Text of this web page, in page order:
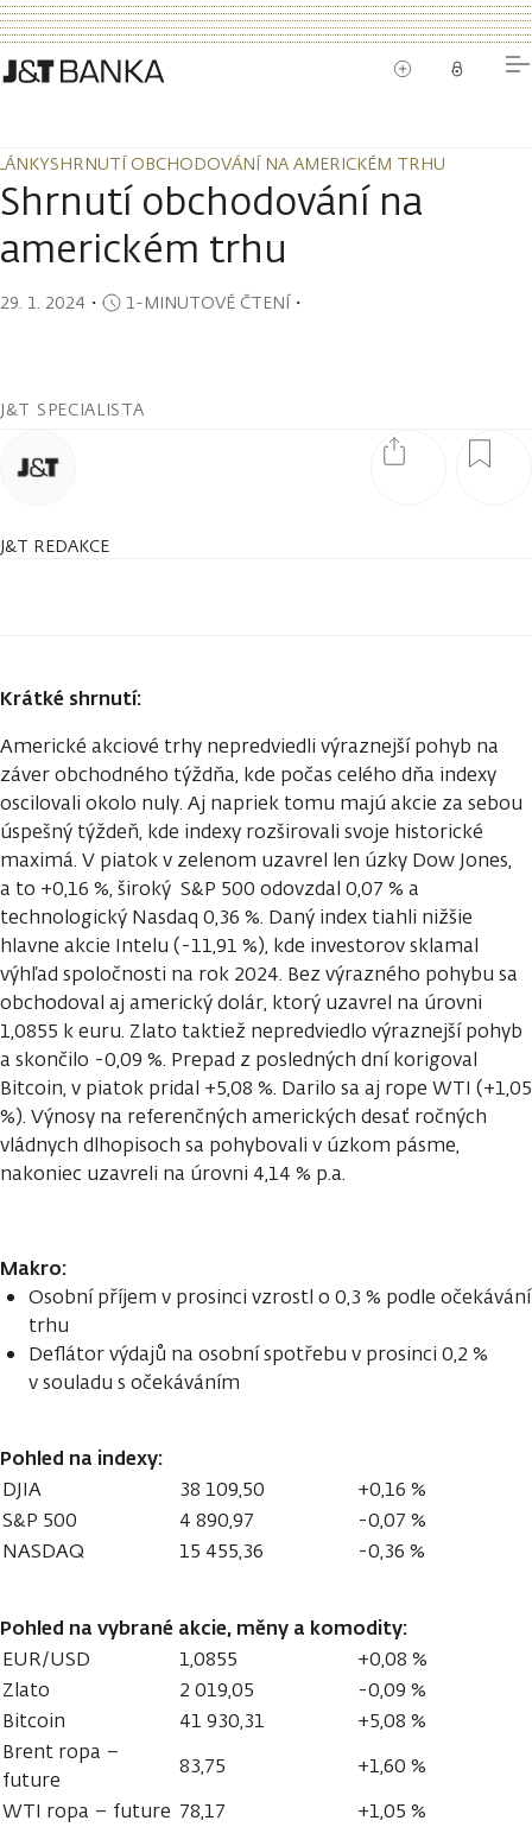
SHRNUTÍ OBCHODOVÁNÍ NA AMERICKÉM TRHU
SHRNUTÍ OBCHODOVÁNÍ NA AMERICKÉM TRHU
Shrnutí obchodování na
americkém trhu
29. 1. 2024 ・ 1-MINUTOVÉ ČTENÍ・
J&T SPECIALISTA
J&T REDAKCE
Krátké shrnutí:
Americké akciové trhy nepredviedli výraznejší pohyb na
záver obchodného týždňa, kde počas celého dňa indexy
oscilovali okolo nuly. Aj napriek tomu majú akcie za sebou
úspešný týždeň, kde indexy rozširovali svoje historické
maximá. V piatok v zelenom uzavrel len úzky Dow Jones,
a to +0,16 %, široký S&P 500 odovzdal 0,07 % a
technologický Nasdaq 0,36 %. Daný index tiahli nižšie
hlavne akcie Intelu (-11,91 %), kde investorov sklamal
výhľad spoločnosti na rok 2024. Bez výrazného pohybu sa
obchodoval aj americký dolár, ktorý uzavrel na úrovni
1,0855 k euru. Zlato taktiež nepredviedlo výraznejší pohyb
a skončilo -0,09 %. Prepad z posledných dní korigoval
Bitcoin, v piatok pridal +5,08 %. Darilo sa aj rope WTI (+1,05
%). Výnosy na referenčných amerických desať ročných
vládnych dlhopisoch sa pohybovali v úzkom pásme,
nakoniec uzavreli na úrovni 4,14 % p.a.
Makro:
Osobní příjem v prosinci vzrostl o 0,3 % podle očekávání
trhu
Deflátor výdajů na osobní spotřebu v prosinci 0,2 %
v souladu s očekáváním
Pohled na indexy:
DJIA 38 109,50
+0,16 %
S&P 500
4 890,97
-0,07 %
NASDAQ
15 455,36 -0,36 %
Pohled na vybrané akcie, měny a komodity:
EUR/USD 1,0855
+0,08 %
Zlato
2 019,05
-0,09 %
Bitcoin
41 930,31
+5,08 %
Brent ropa –
future
83,75
+1,60 %
WTI ropa – future 78,17 +1,05 %